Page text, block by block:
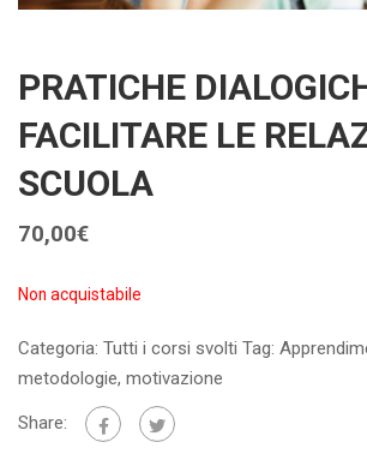
PRATICHE
FACILITARE LE
SCUOLA
70,00€
Non acquistabile
Categoria: Tutti i corsi svolti Tag:
metodologie, motivazione
Share: